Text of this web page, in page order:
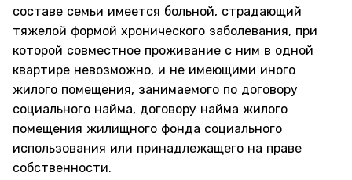
составе семьи имеется больной, страдающий
тяжелой формой хронического заболевания, при
которой совместное проживание с ним в одной
квартире невозможно, и не имеющими иного
жилого помещения, занимаемого по договору
социального найма, договору найма жилого
помещения жилищного фонда социального
использования или принадлежащего на праве
собственности.